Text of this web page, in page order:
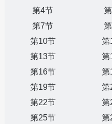
第4节
第7节
第10节
第
第13节
第
第16节
第
第19节
第
第22节
第
第25节
第